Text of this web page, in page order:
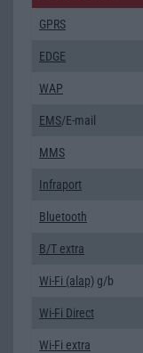
GPRS
EDGE
WAP
EMS/E-mail
MMS
Infraport
Bluetooth
B/T extra
Wi-Fi (alap) g/b
Wi-Fi Direct
Wi-Fi extra